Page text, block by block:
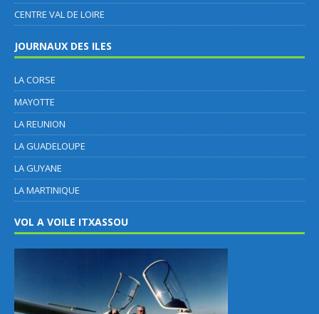
CENTRE VAL DE LOIRE
JOURNAUX DES ILES
LA CORSE
MAYOTTE
LA REUNION
LA GUADELOUPE
LA GUYANE
LA MARTINIQUE
VOL A VOILE ITXASSOU